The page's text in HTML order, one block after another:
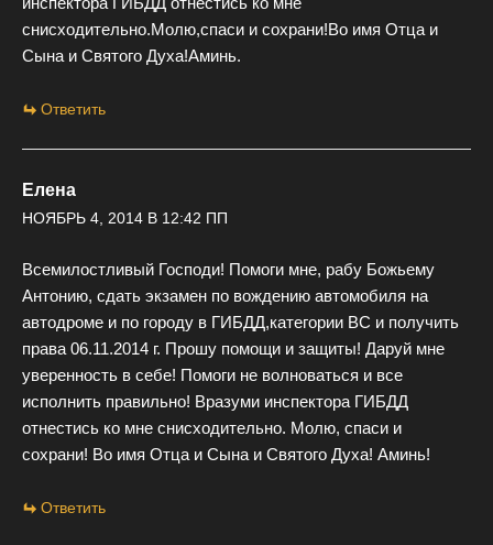
снисходительно.Молю,спаси и сохрани!Во имя Отца и
Сына и Святого Духа!Аминь.
Ответить
Елена
НОЯБРЬ 4, 2014 В 12:42 ПП
Всемилостливый Господи! Помоги мне, рабу Божьему
Антонию, сдать экзамен по вождению автомобиля на
автодроме и по городу в ГИБДД,категории ВС и получить
права 06.11.2014 г. Прошу помощи и защиты! Даруй мне
уверенность в себе! Помоги не волноваться и все
исполнить правильно! Вразуми инспектора ГИБДД
отнестись ко мне снисходительно. Молю, спаси и
сохрани! Во имя Отца и Сына и Святого Духа! Аминь!
Ответить